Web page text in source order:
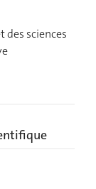
des sciences